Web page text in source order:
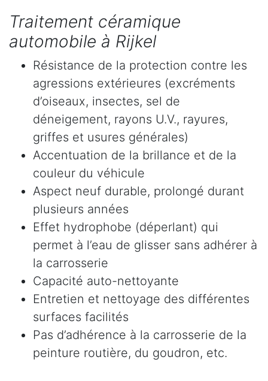
Traitement céramique
automobile à Rijkel
Résistance de la protection contre les
agressions extérieures (excréments
d’oiseaux, insectes, sel de
déneigement, rayons U.V., rayures,
griffes et usures générales)
Accentuation de la brillance et de la
couleur du véhicule
Aspect neuf durable, prolongé durant
plusieurs années
Effet hydrophobe (déperlant) qui
permet à l’eau de glisser sans adhérer à
la carrosserie
Capacité auto-nettoyante
Entretien et nettoyage des différentes
surfaces facilités
Pas d’adhérence à la carrosserie de la
peinture routière, du goudron, etc.